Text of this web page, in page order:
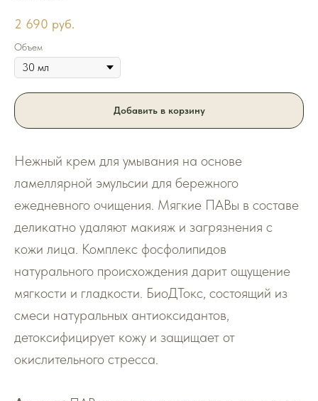
2 690 руб.
Объем
Добавить в корзину
Нежный крем для умывания на основе
ламеллярной эмульсии для бережного
ежедневного очищения. Мягкие ПАВы в составе
деликатно удаляют макияж и загрязнения с
кожи лица. Комплекс фосфолипидов
натурального происхождения дарит ощущение
мягкости и гладкости. БиоДТокс, состоящий из
смеси натуральных антиоксидантов,
детоксифицирует кожу и защищает от
окислительного стресса.